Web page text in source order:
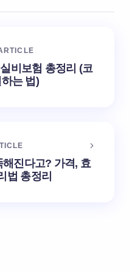
비보험 총정리 (코
는 법)
진다고? 가격, 효
법 총정리